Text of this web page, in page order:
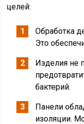
целей:
Обработка
Это
Изделия не
бактерий.
Панели
изоляции.